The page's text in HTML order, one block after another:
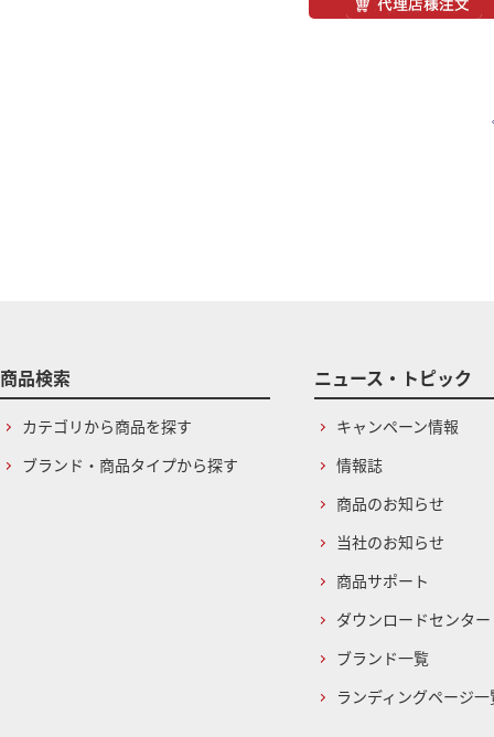
商品検索
カテゴリから商品を探す
ブランド・商品タイプから探す
ニュース・トピック
キャンペーン情報
情報誌
商品のお知らせ
当社のお知らせ
商品サポート
ダウンロードセンター
ブランド一覧
ランディングページ一